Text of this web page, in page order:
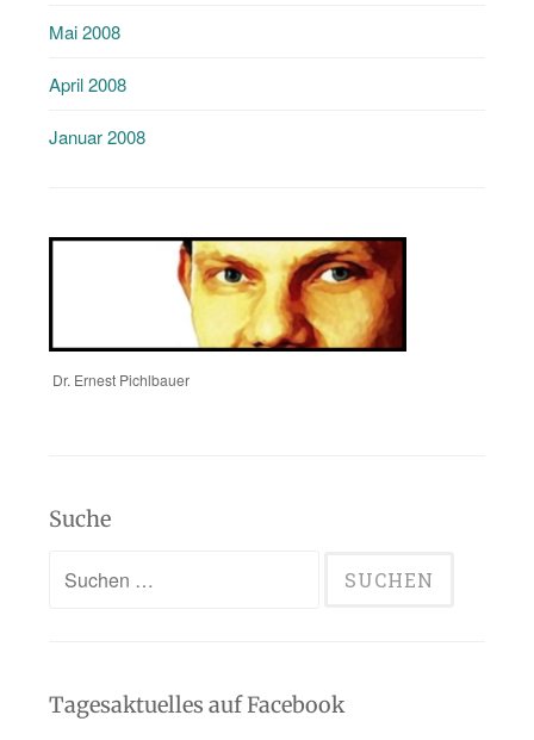
Mai 2008
April 2008
Januar 2008
Dr. Ernest Pichlbauer
Suche
Suchen
Tagesaktuelles auf Facebook